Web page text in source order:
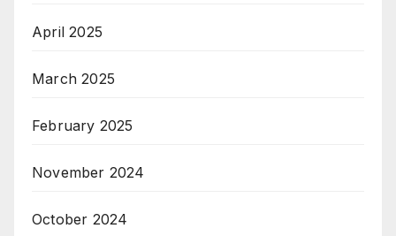
April 2025
March 2025
February 2025
November 2024
October 2024